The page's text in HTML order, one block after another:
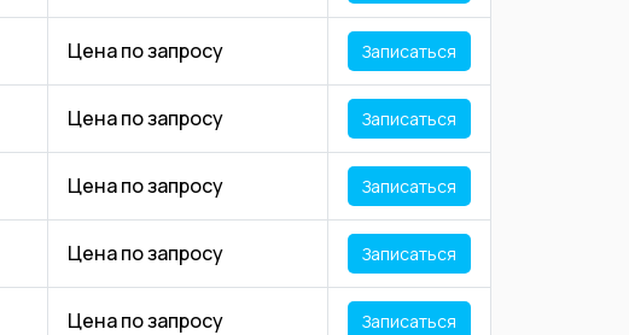
Цена по запросу Записаться
Цена по запросу Записаться
Цена по запросу Записаться
Цена по запросу Записаться
Цена по запросу Записаться